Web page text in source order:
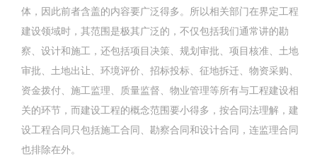
体，因此前者含盖的内容要广泛得多。所以相关部门在界定工程
建设领域时，其范围是极其广泛的，不仅包括我们通常讲的勘
察、设计和施工，还包括项目决策、规划审批、项目核准、土地
审批、土地出让、环境评价、招标投标、征地拆迁、物资采购、
资金拨付、施工监理、质量监督、物业管理等所有与工程建设相
关的环节，而建设工程的概念范围要小得多，按合同法理解，建
设工程合同只包括施工合同、勘察合同和设计合同，连监理合同
也排除在外。